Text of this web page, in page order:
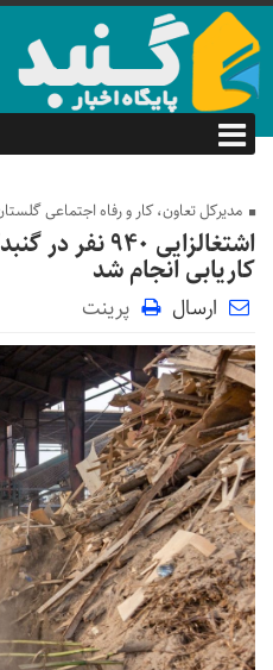
مدیرکل تعاون، کار و رفاه اجتماعی
اشتغالزایی
کاریابی انجام شد
ارسال پرینت